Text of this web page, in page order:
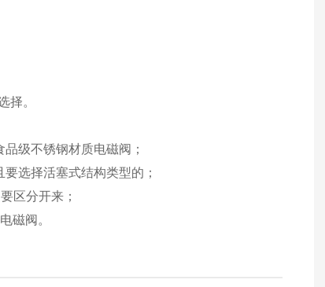
择。
级不锈钢材质电磁阀；
选择活塞式结构类型的；
区分开来；
磁阀。